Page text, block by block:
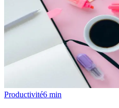
Productivité6 min